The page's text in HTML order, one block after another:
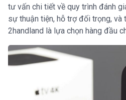
tư vấn chi tiết về quy trình đánh
sự thuận tiện, hỗ trợ đối trọng, và
2handland là lựa chọn hàng đầu